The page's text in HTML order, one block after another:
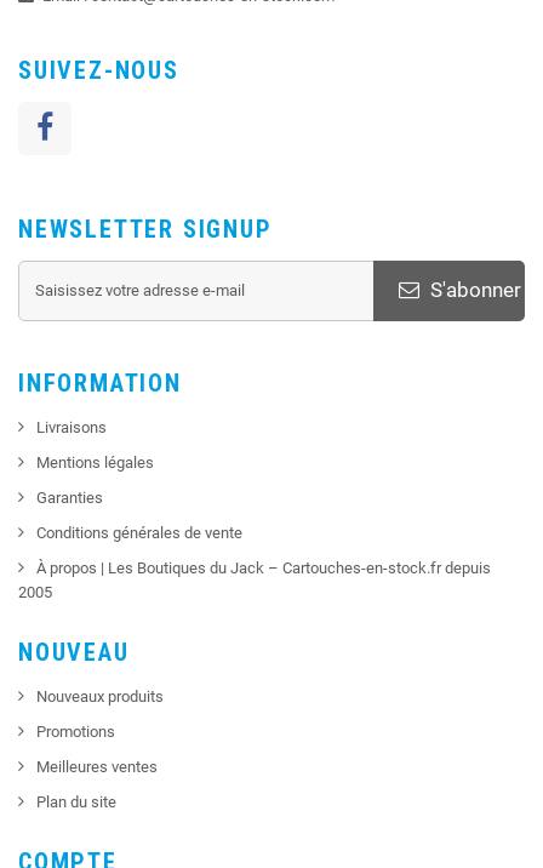
SUIVEZ-NOUS
NEWSLETTER SIGNUP
S'abonner
INFORMATION
Livraisons
Mentions légales
Garanties
Conditions générales de vente
À propos | Les Boutiques du Jack – Cartouches-en-stock.fr depuis
2005
NOUVEAU
Nouveaux produits
Promotions
Meilleures ventes
Plan du site
COMPTE